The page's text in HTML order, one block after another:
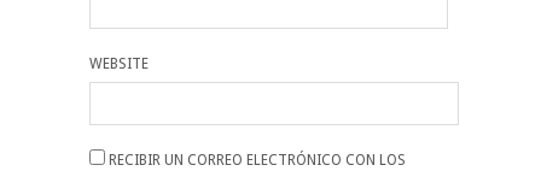
WEBSITE
RECIBIR UN CORREO ELECTRÓNICO CON LOS